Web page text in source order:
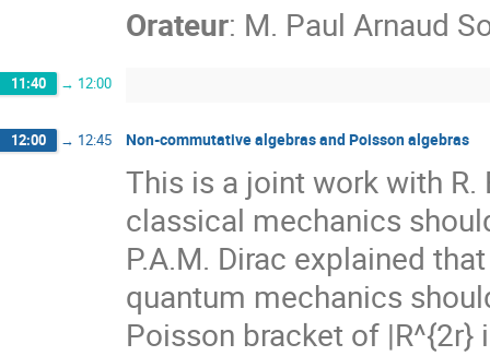
Orateur: M. Paul Arnaud
11:40 → 12:00
12:00 → 12:45 Non-commutative algebras and Poisson algebras
This is a joint work with
classical mechanics
P.A.M. Dirac explained
quantum mechanics
Poisson bracket of